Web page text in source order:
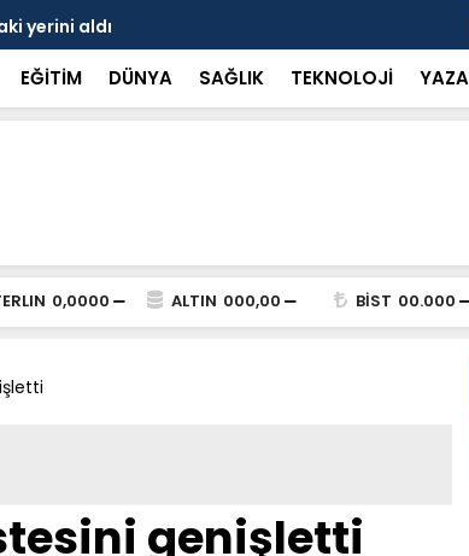
yerini aldı
EĞİTİM DÜNYA SAĞLIK TEKNOLOJİ
0,0000 ALTIN 000,00 BİST 00.000
genişletti